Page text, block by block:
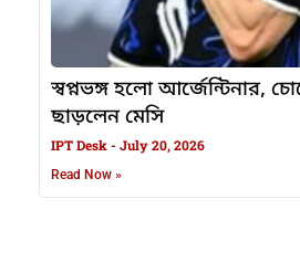
স্বপ্নভঙ্গ হলো আর্জেন্টিনার,
ছাড়লেন মেসি
IPT Desk July 20, 2026
Read Now »